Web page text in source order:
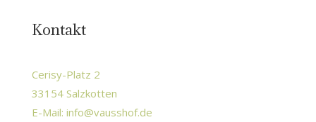
Kontakt
Cerisy-Platz 2
33154 Salzkotten
E-Mail: info@vausshof.de